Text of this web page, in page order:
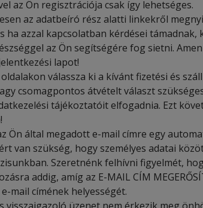
az Ön regisztrációja csak így lehetséges.
az adatbeíró rész alatti linkekről
ha azzal kapcsolatban kérdései
az Ön segítségére fog sietni.
lapot!
válassza ki a kívánt fizetési és
csomagpontos átvételt választ
tájékoztatóit elfogadnia. Ezt
Ön által megadott e-mail címre egy
van szükség, hogy személyes adatai
Szeretnénk felhívni figyelmét,
addig, amíg az E-MAIL CÍM
mail címének helyességét.